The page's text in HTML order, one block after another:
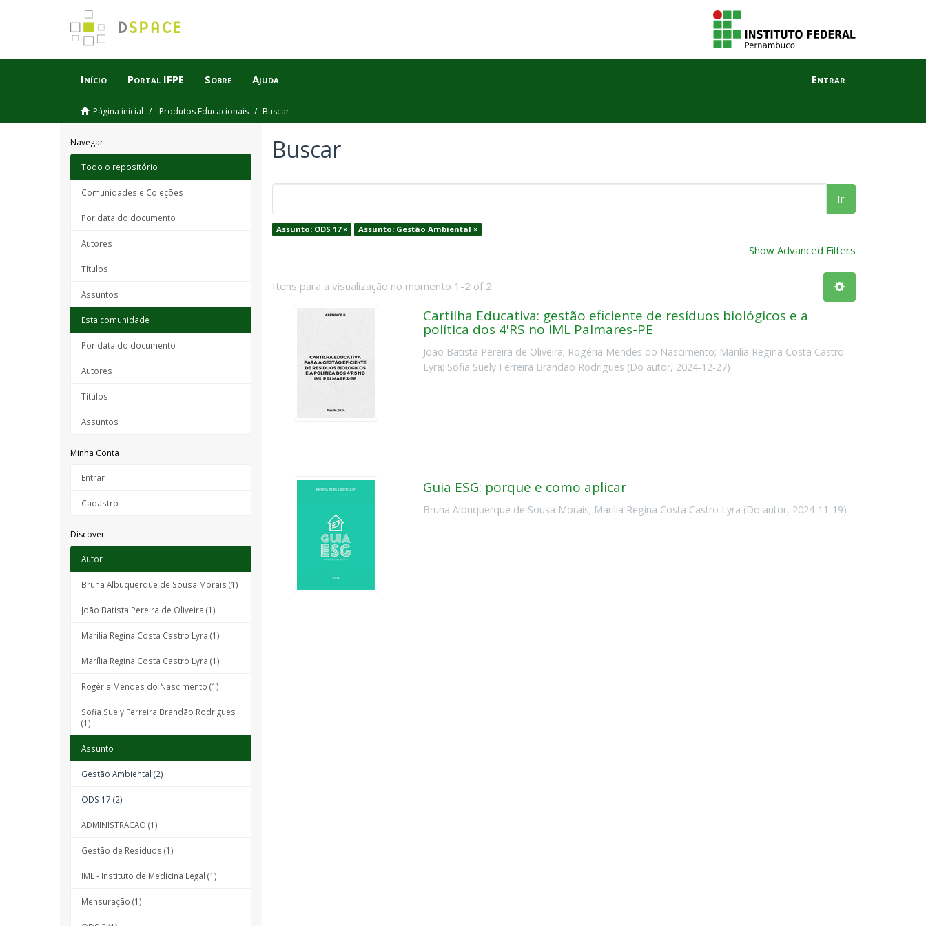
Início Portal IFPE Sobre Ajuda Entrar
Página inicial Produtos Educacionais Buscar
Navegar
Todo o repositório
Comunidades e Coleções
Por data do documento
Autores
Títulos
Assuntos
Esta comunidade
Por data do documento
Autores
Títulos
Assuntos
Minha Conta
Entrar
Cadastro
Discover
Autor
Bruna Albuquerque de Sousa Morais (1)
João Batista Pereira de Oliveira (1)
Marilía Regina Costa Castro Lyra (1)
Marília Regina Costa Castro Lyra (1)
Rogéria Mendes do Nascimento (1)
Sofia Suely Ferreira Brandão Rodrigues
(1)
Assunto
Gestão Ambiental (2)
ODS 17 (2)
ADMINISTRACAO (1)
Gestão de Resíduos (1)
IML - Instituto de Medicina Legal (1)
Mensuração (1)
Buscar
Ir
Assunto: ODS 17 × Assunto: Gestão Ambiental ×
Show Advanced Filters
Itens para a visualização no momento 1-2 of 2
Cartilha Educativa: gestão eficiente de resíduos biológicos e a
política dos 4'RS no IML Palmares-PE
João Batista Pereira de Oliveira; Rogéria Mendes do Nascimento; Marilía Regina Costa Castro
Lyra; Sofia Suely Ferreira Brandão Rodrigues (Do autor, 2024-12-27)
Guia ESG: porque e como aplicar
Bruna Albuquerque de Sousa Morais; Marília Regina Costa Castro Lyra (Do autor, 2024-11-19)